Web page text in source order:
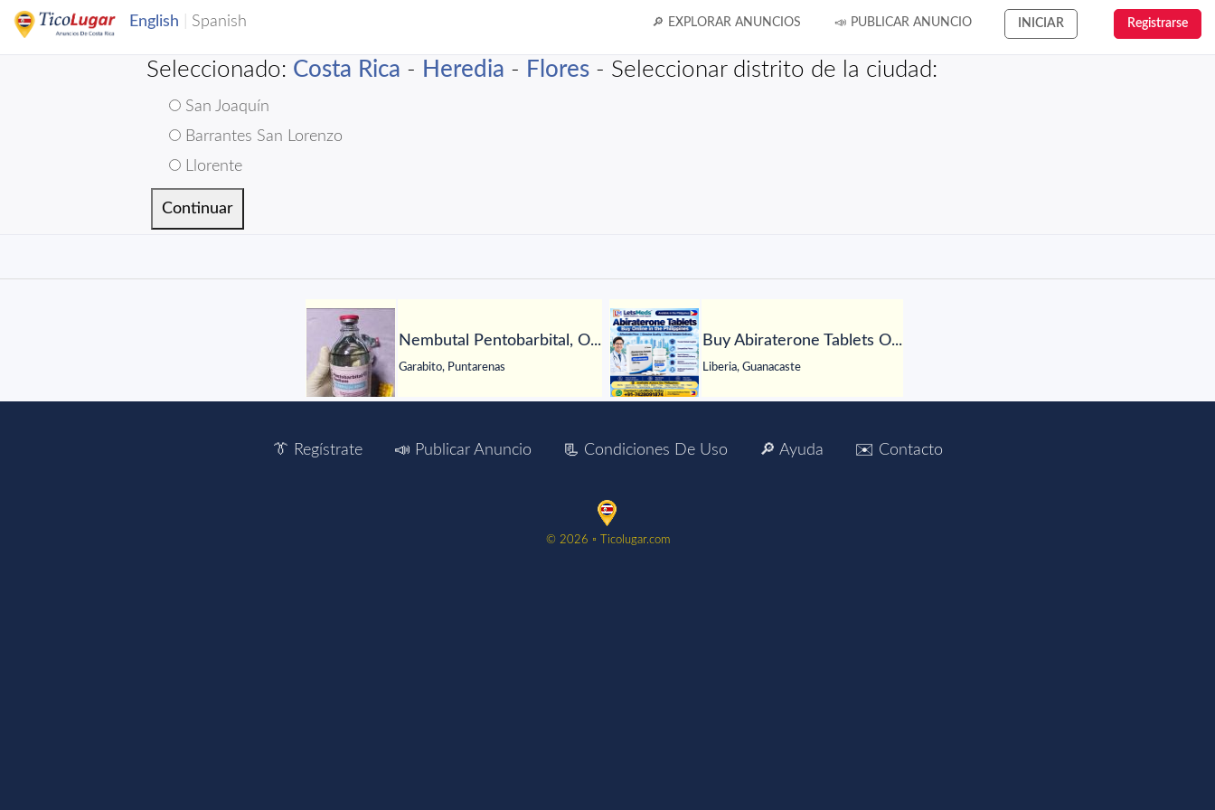
🔎 EXPLORAR ANUNCIOS 📣 PUBLICAR ANUNCIO INICIAR Registrarse
Seleccionado: Costa Rica - Heredia - Flores - Seleccionar distrito de la ciudad:
San Joaquín
Barrantes San Lorenzo
Llorente
Nembutal Pentobarbital, O...
Garabito, Puntarenas
Buy Abiraterone Tablets O...
Liberia, Guanacaste
👔 Regístrate 📣 Publicar Anuncio 📃 Condiciones De Uso 🔎 Ayuda ✉️ Contacto
©️ 2026 ▫️ Ticolugar.com